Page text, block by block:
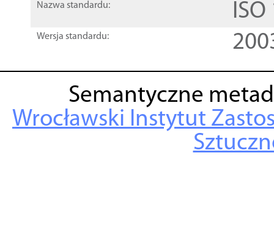
Nazwa standardu:
Wersja standardu:
Semantyczne
Wrocławski Instytut